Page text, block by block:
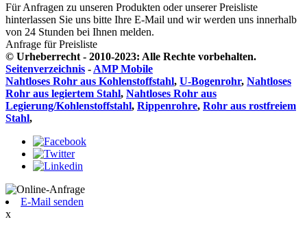
Für Anfragen zu unseren Produkten oder unserer Preisliste
hinterlassen Sie uns bitte Ihre E-Mail und wir werden uns innerhalb
von 24 Stunden bei Ihnen melden.
Anfrage für Preisliste
© Urheberrecht - 2010-2023: Alle Rechte vorbehalten.
Seitenverzeichnis - AMP Mobile
Nahtloses Rohr aus Kohlenstoffstahl, U-Bogenrohr, Nahtloses
Rohr aus legiertem Stahl, Nahtloses Rohr aus
Legierung/Kohlenstoffstahl, Rippenrohre, Rohr aus rostfreiem
Stahl,
E-Mail senden
x